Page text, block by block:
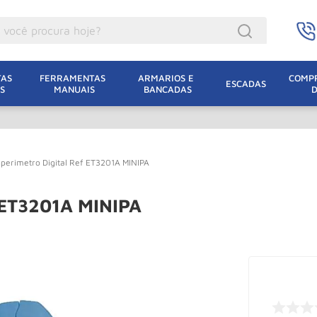
FERRAMENTAS
MANUAIS
ARMARIOS E
BANCADAS
ESCADAS
Digital Ref ET3201A MINIPA
MINIPA
Eletrica